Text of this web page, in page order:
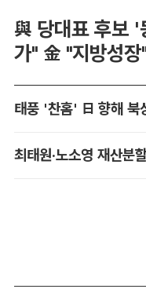
與 당대표 후보
가" 金 "지방성
태풍 '찬홈' 日 향해 북
최태원·노소영 재산분